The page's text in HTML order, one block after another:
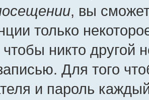
, вы
только
чтобы никто другой
Для того
и пароль